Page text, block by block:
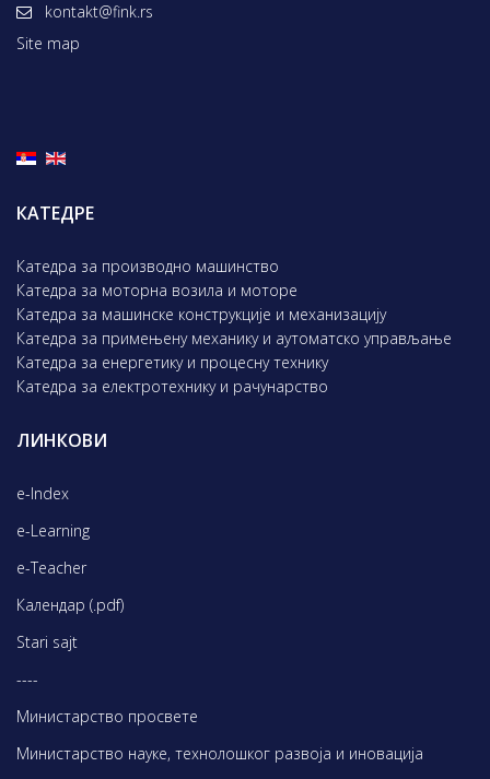
kontakt@fink.rs
Site map
КАТЕДРЕ
Катедра за производно машинство
Катедра за моторна возила и моторе
Катедра за машинске конструкције и механизацију
Катедра за примењену механику и аутоматско управљање
Катедра за енергетику и процесну технику
Катедра за електротехнику и рачунарство
ЛИНКОВИ
e-Index
e-Learning
e-Teacher
Календар (.pdf)
Stari sajt
----
Министарство просвете
Министарство науке, технолошког развоја и иновација